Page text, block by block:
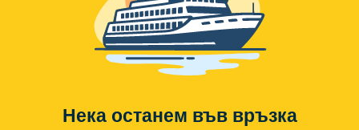
Нека останем във връзка